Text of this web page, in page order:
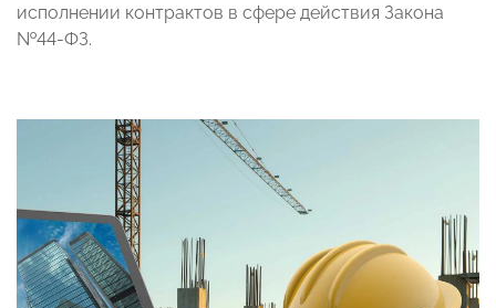
исполнении контрактов в сфере действия Закона
№44-ФЗ.